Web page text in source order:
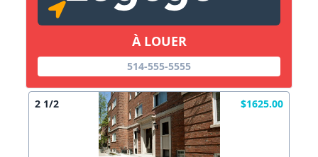
À LOUER
514-555-5555
2 1/2 $1625.00
X Fermer Envoyez